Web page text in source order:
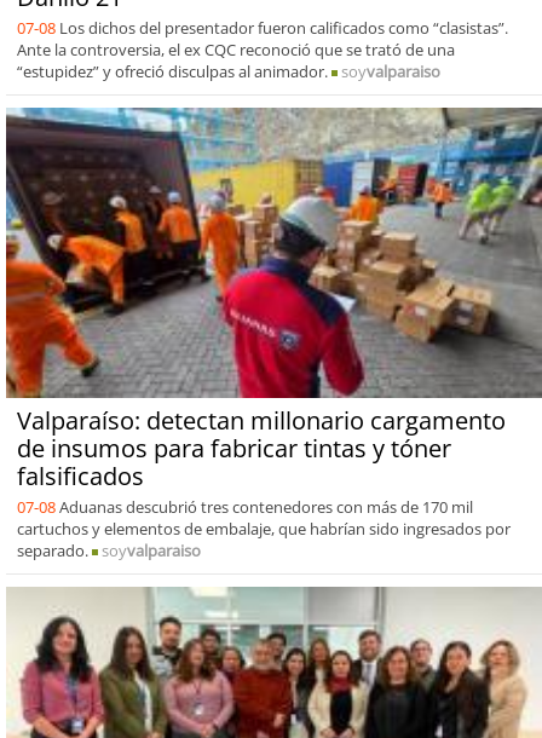
07-08 Los dichos del presentador fueron calificados como “clasistas”.
Ante la controversia, el ex CQC reconoció que se trató de una
“estupidez” y ofreció disculpas al animador.
soyvalparaiso
Valparaíso: detectan millonario cargamento
de insumos para fabricar tintas y tóner
falsificados
07-08Aduanas descubrió tres contenedores con más de 170 mil
cartuchos y elementos de embalaje, que habrían sido ingresados por
separado.
soyvalparaiso